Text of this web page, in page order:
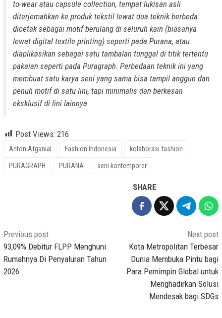
to-wear atau capsule collection, tempat lukisan asli
diterjemahkan ke produk tekstil lewat dua teknik berbeda:
dicetak sebagai motif berulang di seluruh kain (biasanya
lewat digital textile printing) seperti pada Purana, atau
diaplikasikan sebagai satu tambalan tunggal di titik tertentu
pakaian seperti pada Puragraph. Perbedaan teknik ini yang
membuat satu karya seni yang sama bisa tampil anggun dan
penuh motif di satu lini, tapi minimalis dan berkesan
eksklusif di lini lainnya.
Post Views: 216
Anton Afganial Fashion Indonesia kolaborasi fashion
PURAGRAPH PURANA seni kontemporer
SHARE
Post
navigation
Previous post
93,09% Debitur FLPP Menghuni
Rumahnya Di Penyaluran Tahun
2026
Next post
Kota Metropolitan Terbesar
Dunia Membuka Pintu bagi
Para Pemimpin Global untuk
Menghadirkan Solusi
Mendesak bagi SDGs